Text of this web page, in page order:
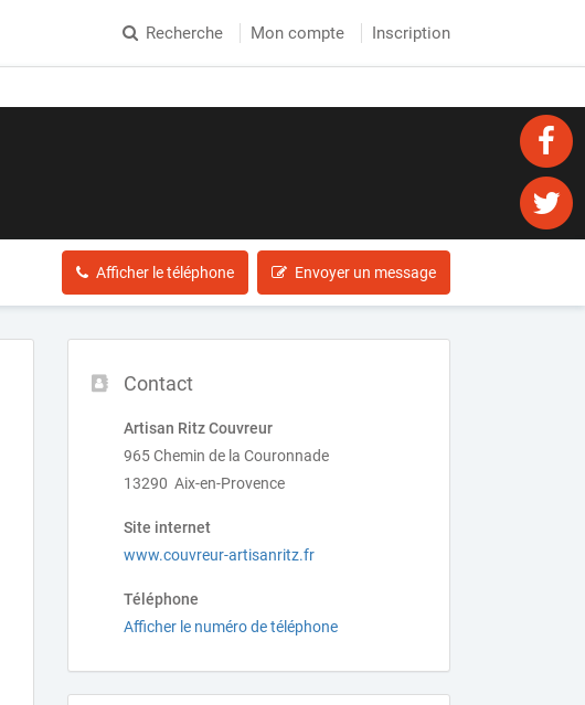
Recherche Mon compte Inscription
Afficher le téléphone Envoyer un message
Contact
Artisan Ritz Couvreur
965 Chemin de la Couronnade
13290 Aix-en-Provence
Site internet
www.couvreur-artisanritz.fr
Téléphone
Afficher le numéro de téléphone